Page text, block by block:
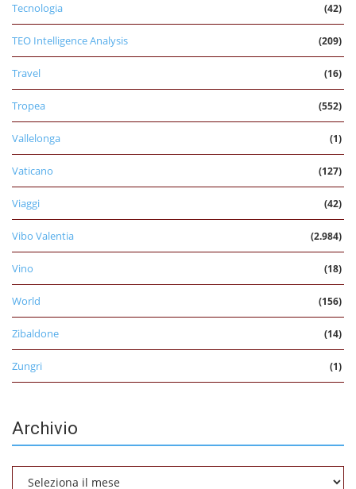
Tecnologia (42)
TEO Intelligence Analysis (209)
Travel (16)
Tropea (552)
Vallelonga (1)
Vaticano (127)
Viaggi (42)
Vibo Valentia (2.984)
Vino (18)
World (156)
Zibaldone (14)
Zungri (1)
Archivio